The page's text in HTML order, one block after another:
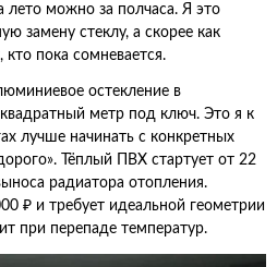
лето можно за полчаса. Я это
замену стеклу, а скорее как
пока сомневается.
остекление в
метр под ключ. Это я к
лучше начинать с конкретных
Тёплый ПВХ стартует от 22
радиатора отопления.
₽ и требует идеальной геометрии
при перепаде температур.